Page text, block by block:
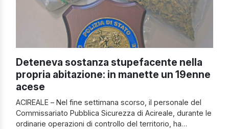
Deteneva sostanza stupefacente nella
propria abitazione: in manette un 19enne
acese
ACIREALE – Nel fine settimana scorso, il personale del
Commissariato Pubblica Sicurezza di Acireale, durante le
ordinarie operazioni di controllo del territorio, ha